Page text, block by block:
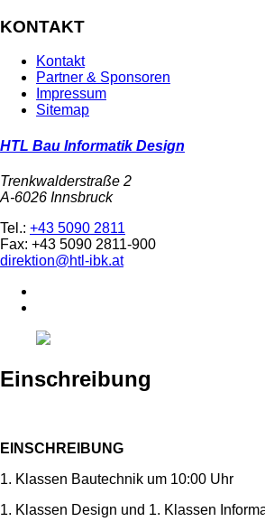
KONTAKT
Kontakt
Partner & Sponsoren
Impressum
Sitemap
HTL Bau Informatik Design
Trenkwalderstraße 2
A-6026 Innsbruck
Tel.: +43 5090 2811
Fax: +43 5090 2811-900
direktion@htl-ibk.at
Einschreibung
EINSCHREIBUNG
1. Klassen Bautechnik um 10:00 Uhr
1. Klassen Design und 1. Klassen